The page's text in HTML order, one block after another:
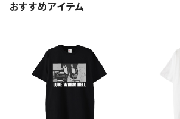
おすすめアイテム